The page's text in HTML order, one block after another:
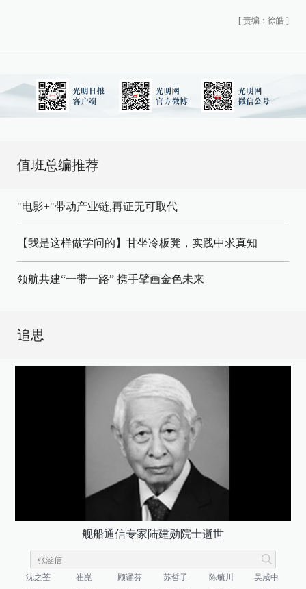
[ 责编：徐皓 ]
值班总编推荐
"电影+"带动产业链,再证无可取代
【我是这样做学问的】甘坐冷板凳，实践中求真知
领航共建“一带一路” 携手擘画金色未来
追思
舰船通信专家陆建勋院士逝世
沈之荃 崔崑 顾诵芬 苏哲子 陈毓川
吴咸中